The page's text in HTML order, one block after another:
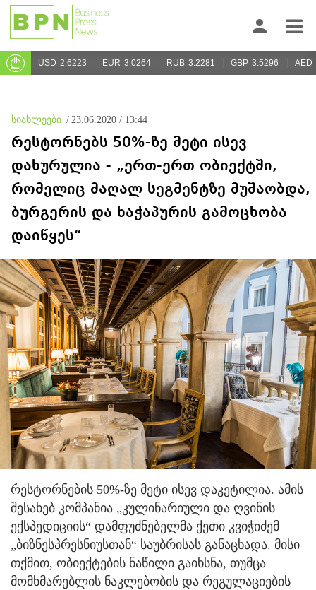
USD 2.6223 EUR 3.0264 RUB 3.2281 GBP 3.5296 AED
სიახლეები / 23.06.2020 / 13:44
რესტორნებს 50%-ზე მეტი ისევ
დახურულია - „ერთ-ერთ ობიექტში,
რომელიც მაღალ სეგმენტზე მუშაობდა,
ბურგერის და ხაჭაპურის გამოცხობა
დაიწყეს“
რესტორნების 50%-ზე მეტი ისევ დაკეტილია. ამის
შესახებ კომპანია „კულინარიული და ღვინის
ექსპედიციის“ დამფუძნებელმა ქეთი კვიჭიძემ
„ბიზნესპრესნიუსთან“ საუბრისას განაცხადა. მისი
თქმით, ობიექტების ნაწილი გაიხსნა, თუმცა
მომხმარებლის ნაკლებობის და რეგულაციების